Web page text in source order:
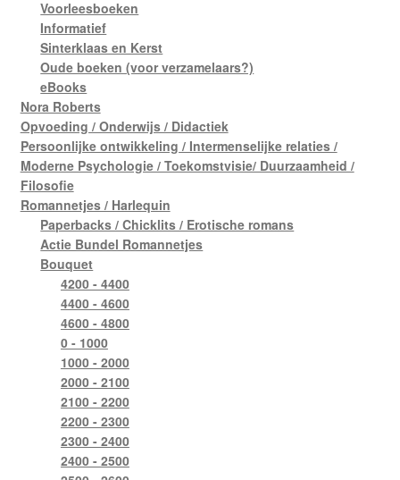
Voorleesboeken
Informatief
Sinterklaas en Kerst
Oude boeken (voor verzamelaars?)
eBooks
Nora Roberts
Opvoeding / Onderwijs / Didactiek
Persoonlijke ontwikkeling / Intermenselijke relaties /
Moderne Psychologie / Toekomstvisie/ Duurzaamheid /
Filosofie
Romannetjes / Harlequin
Paperbacks / Chicklits / Erotische romans
Actie Bundel Romannetjes
Bouquet
4200 - 4400
4400 - 4600
4600 - 4800
0 - 1000
1000 - 2000
2000 - 2100
2100 - 2200
2200 - 2300
2300 - 2400
2400 - 2500